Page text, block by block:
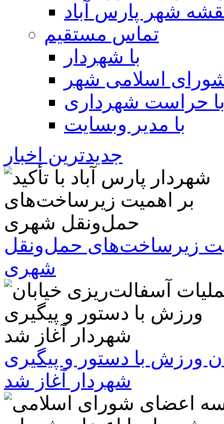
شهر پارس آباد
تماس مستقیم
با شهردار
اسلامی شهر
حراست شهرداری
با مدیر وبسایت
جدیدترین اخبار
زیرساخت‌های حمل‌ونقل
شهری
ورزش با دستور و پیگیری
شهردار آغاز شد